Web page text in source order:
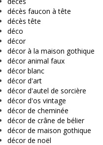
décès faucon à tête
décès tête
déco
décor
décor à la maison gothique
décor animal faux
décor blanc
décor d'art
décor d'autel de sorcière
décor d'os vintage
décor de cheminée
décor de crâne de bélier
décor de maison gothique
décor de noël